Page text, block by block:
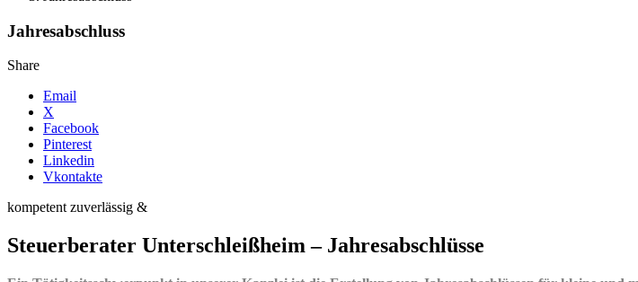
Jahresabschluss
Share
Email
X
Facebook
Pinterest
Linkedin
Vkontakte
kompetentzuverlässig &
Steuerberater Unterschleißheim – Jahresabschlüsse